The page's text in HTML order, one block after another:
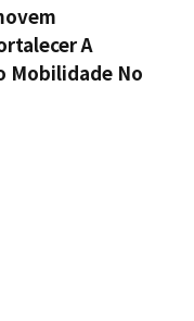
A
Mobilidade No